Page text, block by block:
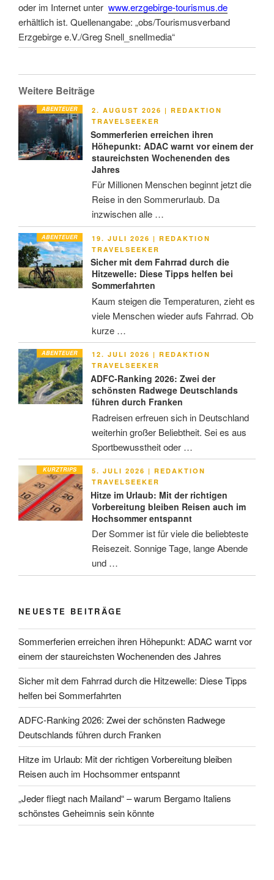
oder im Internet unter www.erzgebirge-tourismus.de
erhältlich ist. Quellenangabe: „obs/Tourismusverband
Erzgebirge e.V./Greg Snell_snellmedia“
Weitere Beiträge
ABENTEUER
VERÖFFENTLICHT
AM
2. AUGUST 2026 | REDAKTION
TRAVELSEEKER
Sommerferien erreichen ihren
Höhepunkt: ADAC warnt vor einem der
staureichsten Wochenenden des
Jahres
Für Millionen Menschen beginnt jetzt die
Reise in den Sommerurlaub. Da
inzwischen alle …
ABENTEUER
VERÖFFENTLICHT
AM
19. JULI 2026 | REDAKTION
TRAVELSEEKER
Sicher mit dem Fahrrad durch die
Hitzewelle: Diese Tipps helfen bei
Sommerfahrten
Kaum steigen die Temperaturen, zieht es
viele Menschen wieder aufs Fahrrad. Ob
kurze …
ABENTEUER
VERÖFFENTLICHT
AM
12. JULI 2026 | REDAKTION
TRAVELSEEKER
ADFC-Ranking 2026: Zwei der
schönsten Radwege Deutschlands
führen durch Franken
Radreisen erfreuen sich in Deutschland
weiterhin großer Beliebtheit. Sei es aus
Sportbewusstheit oder …
KURZTRIPS
VERÖFFENTLICHT
AM
5. JULI 2026 | REDAKTION
TRAVELSEEKER
Hitze im Urlaub: Mit der richtigen
Vorbereitung bleiben Reisen auch im
Hochsommer entspannt
Der Sommer ist für viele die beliebteste
Reisezeit. Sonnige Tage, lange Abende
und …
NEUESTE BEITRÄGE
Sommerferien erreichen ihren Höhepunkt: ADAC warnt vor
einem der staureichsten Wochenenden des Jahres
Sicher mit dem Fahrrad durch die Hitzewelle: Diese Tipps
helfen bei Sommerfahrten
ADFC-Ranking 2026: Zwei der schönsten Radwege
Deutschlands führen durch Franken
Hitze im Urlaub: Mit der richtigen Vorbereitung bleiben
Reisen auch im Hochsommer entspannt
„Jeder fliegt nach Mailand“ – warum Bergamo Italiens
schönstes Geheimnis sein könnte